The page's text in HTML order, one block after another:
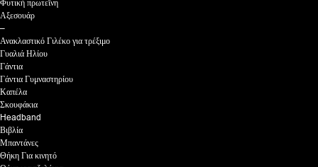
Φυτική πρωτεΐνη
Αξεσουάρ
–
Ανακλαστικό Γιλέκο για τρέξιμο
Γυαλιά Ηλίου
Γάντια
Γάντια Γυμναστηρίου
Καπέλα
Σκουφάκια
Headband
Βιβλία
Μπαντάνες
Θήκη Για κινητό